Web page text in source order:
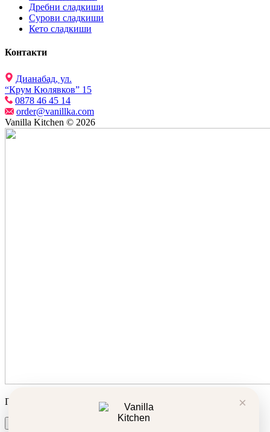
Дребни сладкиши
Сурови сладкиши
Кето сладкиши
Контакти
Дианабад, ул.
“Крум Кюлявков” 15
0878 46 45 14
order@vanillka.com
Vanilla Kitchen © 2026
×
Продуктът беше добавен в количката ви!